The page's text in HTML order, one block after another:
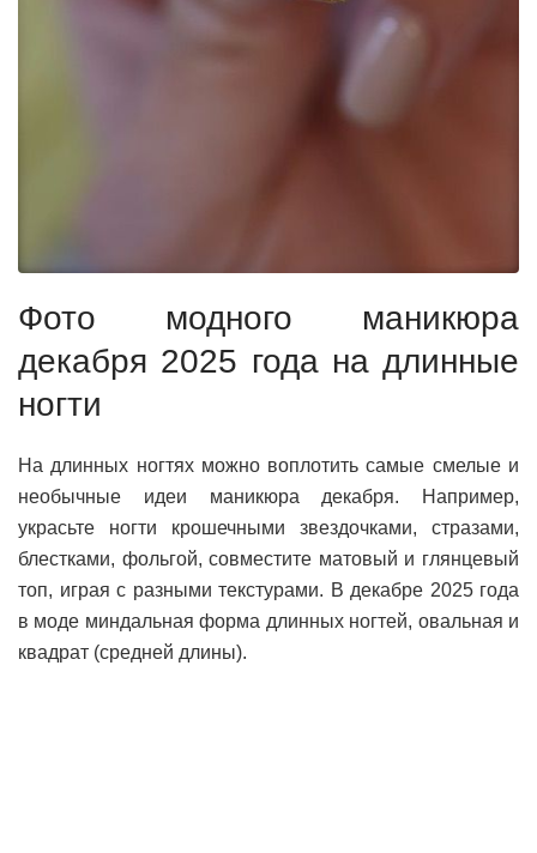
Фото модного маникюра
декабря 2025 года на длинные
ногти
На длинных ногтях можно воплотить самые смелые и
необычные идеи маникюра декабря. Например,
украсьте ногти крошечными звездочками, стразами,
блестками, фольгой, совместите матовый и глянцевый
топ, играя с разными текстурами. В декабре 2025 года
в моде миндальная форма длинных ногтей, овальная и
квадрат (средней длины).